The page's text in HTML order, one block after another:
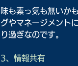
味も素っ気も無いか
グやマネージメント
り過ぎなのです。
3、情報共有